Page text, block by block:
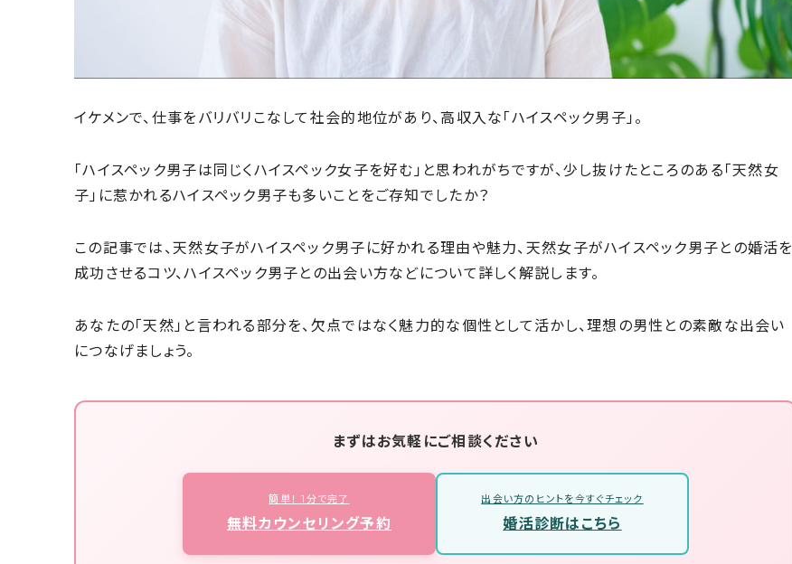
イケメンで、仕事をバリバリこなして社会的地位があり、高収入な「ハイスペック男子」。
「ハイスペック男子は同じくハイスペック女子を好む」と思われがちですが、少し抜けたところのある「天然女
子」に惹かれるハイスペック男子も多いことをご存知でしたか？
この記事では、天然女子がハイスペック男子に好かれる理由や魅力、天然女子がハイスペック男子との婚活を
成功させるコツ、ハイスペック男子との出会い方などについて詳しく解説します。
あなたの「天然」と言われる部分を、欠点ではなく魅力的な個性として活かし、理想の男性との素敵な出会い
につなげましょう。
まずはお気軽にご相談ください
簡単！ 1分で完了
無料カウンセリング予約
出会い方のヒントを今すぐチェック
婚活診断はこちら